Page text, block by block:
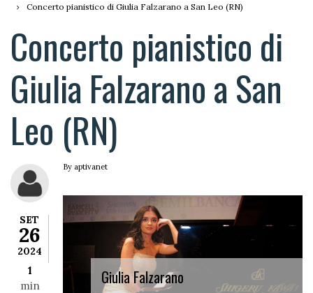
paneConcerto pianistico di Giulia Falzarano a San Leo (RN)
Concerto pianistico di
Giulia Falzarano a San
Leo (RN)
SET
26
2024
1
min
By aptivanet
Giulia Falzarano